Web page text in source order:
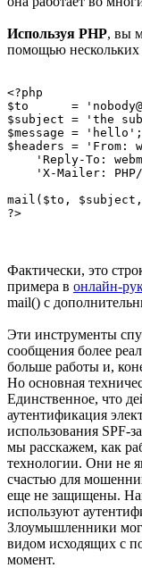
Используя PHP, вы
помощью нескольких
<?php
$to      =
$subject = 'the
$message = 'hello';
$headers = 'From:
'Reply-To:
'X-Mailer:
mail($to, $subject,
?>
Фактически, это
примера в онлайн-
mail() с
Эти инструменты
сообщения более
больше работы и,
Но основная
Единственное, что
аутентификация
использования
мы расскажем, как
технологии. Они не
счастью для
еще не защищены.
используют
Злоумышленники
видом исходящих с
момент.